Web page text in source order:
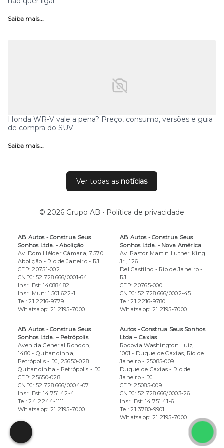
Saiba mais...
Honda WR-V vale a pena? Preço, consumo, versões e guia
de compra do SUV
Saiba mais...
Ver todas as notícias
© 2026 Grupo AB • Política de privacidade
AB Autos - Construa Seus
Sonhos Ltda. - Abolição
Av. Dom Hélder Câmara, 7.570
Abolição - Rio de Janeiro - RJ
CEP: 20751-002
CNPJ: 52.728.666/0001-64
Insr. Est: 14088482
Insr. Mun: 1.501.622-1
Tel: 21 2216-9779
Whatsapp: 21 2195-7000
AB Autos - Construa Seus
Sonhos Ltda. - Nova América
Av. Pastor Martin Luther King
Jr., 126
Del Castilho - Rio de Janeiro -
RJ
CEP: 20765-000
CNPJ: 52.728.666/0002-45
Tel: 21 2216-9780
Whatsapp: 21 2195-7000
AB Autos - Construa Seus
Sonhos Ltda. – Petrópolis
Avenida General Rondon,
1480 - Quitandinha,
Petrópolis - RJ, 25650-028
Quitandinha - Petrópolis - RJ
CEP: 25650-028
CNPJ: 52.728.666/0004-07
Insr. Est: 14.751.42-4
Tel: 24 2244-1111
Whatsapp: 21 2195-7000
Autos - Construa Seus Sonhos
Ltda – Caxias
Rodovia Washington Luiz,
1001 - Duque de Caxias, Rio de
Janeiro - 25085-009
Duque de Caxias - Rio de
Janeiro- RJ
CEP: 25085-009
CNPJ: 52.728.666/0003-26
Insr. Est: 14.751.41-6
Tel: 21 3780-9901
Whatsapp: 21 2195-7000
Fale conosco via telefone